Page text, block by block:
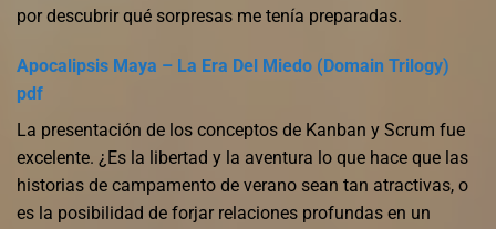
por descubrir qué sorpresas me tenía preparadas.
Apocalipsis Maya – La Era Del Miedo (Domain Trilogy)
pdf
La presentación de los conceptos de Kanban y Scrum fue
excelente. ¿Es la libertad y la aventura lo que hace que las
historias de campamento de verano sean tan atractivas, o
es la posibilidad de forjar relaciones profundas en un